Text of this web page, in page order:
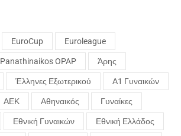
EuroCup Euroleague
Panathinaikos OPAP Άρης
Έλληνες Εξωτερικού Α1 Γυναικών
ΑΕΚ Αθηναικός Γυναίκες
Εθνική Γυναικών Εθνική Ελλάδος